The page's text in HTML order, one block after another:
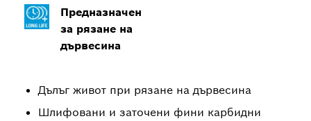
Предназначен
за рязане на
дървесина
Дълъг живот при рязане на дървесина
Шлифовани и заточени фини карбидни